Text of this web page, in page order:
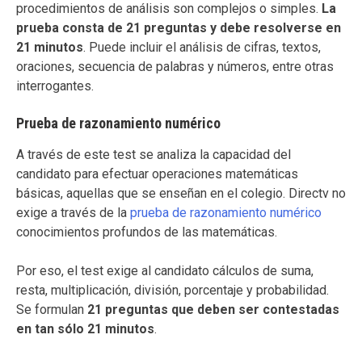
procedimientos de análisis son complejos o simples. La
prueba consta de 21 preguntas y debe resolverse en
21 minutos. Puede incluir el análisis de cifras, textos,
oraciones, secuencia de palabras y números, entre otras
interrogantes.
Prueba de razonamiento numérico
A través de este test se analiza la capacidad del
candidato para efectuar operaciones matemáticas
básicas, aquellas que se enseñan en el colegio. Directv no
exige a través de la prueba de razonamiento numérico
conocimientos profundos de las matemáticas.
Por eso, el test exige al candidato cálculos de suma,
resta, multiplicación, división, porcentaje y probabilidad.
Se formulan 21 preguntas que deben ser contestadas
en tan sólo 21 minutos.